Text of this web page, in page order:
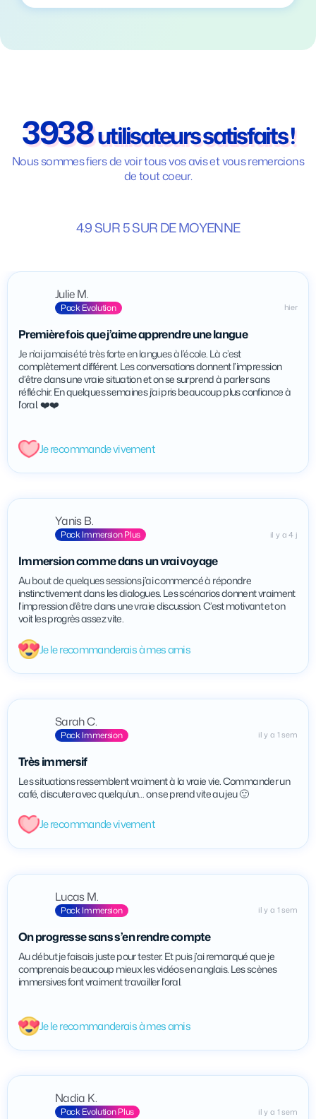
3938utilisateurs satisfaits !
Nous sommes fiers de voir tous vos avis et vous remercions
de tout coeur.
4.9 SUR 5 SUR DE MOYENNE
Julie M.
Pack Evolution hier
Première fois que j’aime apprendre une langue
Je n’ai jamais été très forte en langues à l’école. Là c’est
complètement différent. Les conversations donnent l’impression
d’être dans une vraie situation et on se surprend à parler sans
réfléchir. En quelques semaines j’ai pris beaucoup plus confiance à
l’oral. ❤️❤️
Je recommande vivement
Yanis B.
Pack Immersion Plus il y a 4 j
Immersion comme dans un vrai voyage
Au bout de quelques sessions j’ai commencé à répondre
instinctivement dans les dialogues. Les scénarios donnent vraiment
l’impression d’être dans une vraie discussion. C’est motivant et on
voit les progrès assez vite.
Je le recommanderais à mes amis
Sarah C.
Pack Immersion il y a 1 sem
Très immersif
Les situations ressemblent vraiment à la vraie vie. Commander un
café, discuter avec quelqu’un… on se prend vite au jeu 🙂
Je recommande vivement
Lucas M.
Pack Immersion il y a 1 sem
On progresse sans s’en rendre compte
Au début je faisais juste pour tester. Et puis j’ai remarqué que je
comprenais beaucoup mieux les vidéos en anglais. Les scènes
immersives font vraiment travailler l’oral.
Je le recommanderais à mes amis
Nadia K.
Pack Evolution Plus il y a 1 sem